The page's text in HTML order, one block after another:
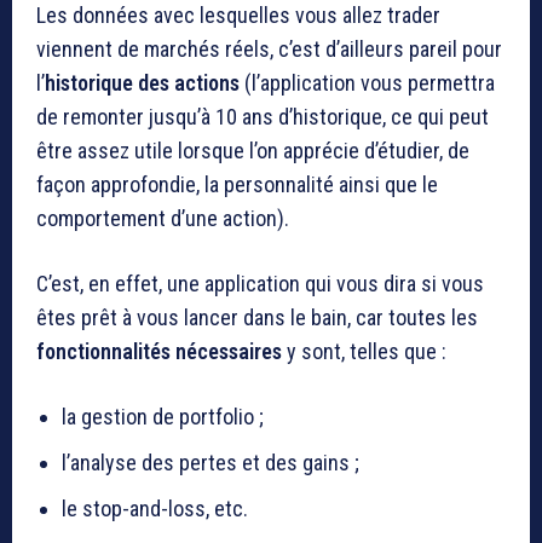
Les données avec lesquelles vous allez trader
viennent de marchés réels, c’est d’ailleurs pareil pour
l’historique des actions (l’application vous permettra
de remonter jusqu’à 10 ans d’historique, ce qui peut
être assez utile lorsque l’on apprécie d’étudier, de
façon approfondie, la personnalité ainsi que le
comportement d’une action).
C’est, en effet, une application qui vous dira si vous
êtes prêt à vous lancer dans le bain, car toutes les
fonctionnalités nécessairesy sont, telles que :
la gestion de portfolio ;
l’analyse des pertes et des gains ;
le stop-and-loss, etc.